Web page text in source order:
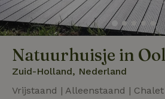
Natuurhuisje in
Zuid-Holland, Nederland
Vrijstaand | Alleenstaand | Chalet